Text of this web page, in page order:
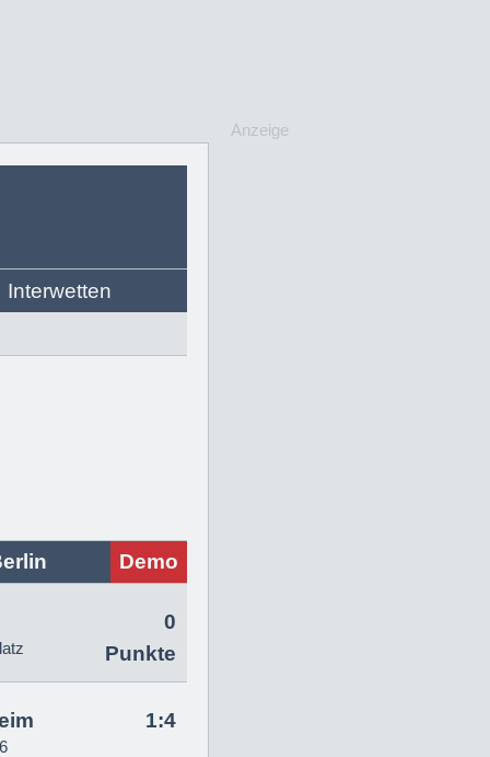
Interwetten
Anzeige
Demo
0
Punkte
1:4